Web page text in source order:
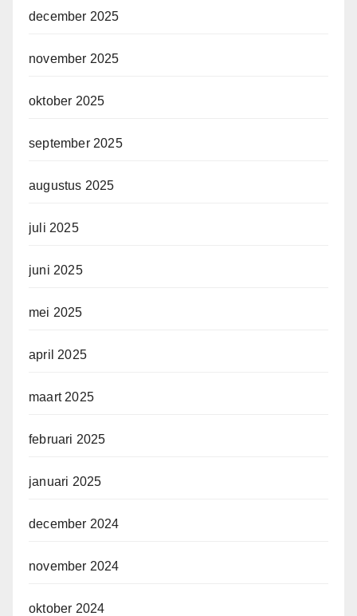
december 2025
november 2025
oktober 2025
september 2025
augustus 2025
juli 2025
juni 2025
mei 2025
april 2025
maart 2025
februari 2025
januari 2025
december 2024
november 2024
oktober 2024